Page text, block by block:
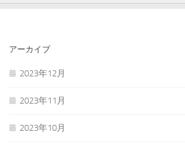
アーカイブ
2023年12月
2023年11月
2023年10月